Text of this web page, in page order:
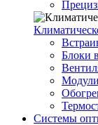
Блоки
Системы